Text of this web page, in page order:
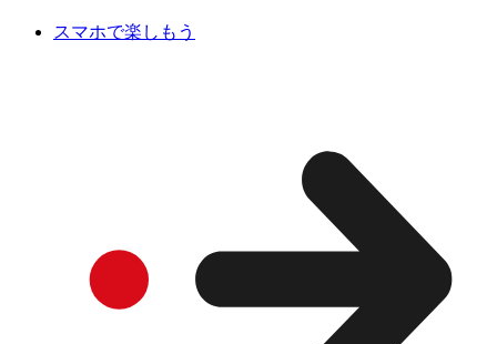
スマホで楽しもう